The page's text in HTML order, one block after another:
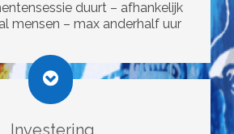
duurt – afhankelijk
mensen – max anderhalf uur